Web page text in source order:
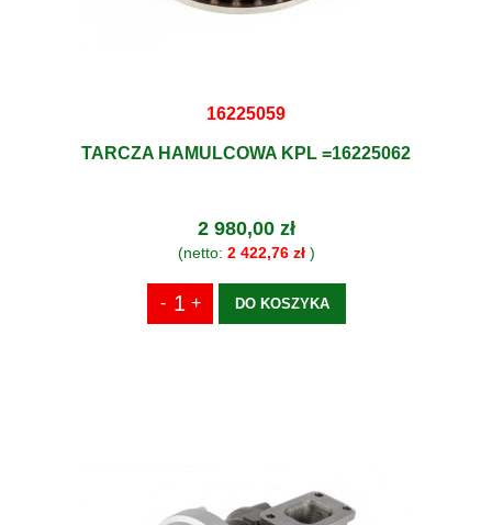
16225059
TARCZA HAMULCOWA KPL =16225062
2 980,00 zł
(netto: 2 422,76 zł)
DO KOSZYKA